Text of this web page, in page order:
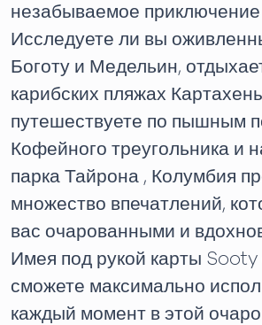
незабываемое
Исследуете ли вы
Боготу и Медельин,
карибских пляжах
путешествуете по пышным
Кофейного треугольника и
парка Тайрона , Колумбия
множество впечатлений,
вас очарованными и
Имея под рукой карты Sooty
сможете максимально
каждый момент в этой